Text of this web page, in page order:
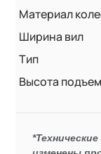
Материал
Ширина вил
Тип
Высота